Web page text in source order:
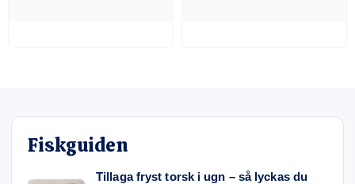
Fiskguiden
Tillaga fryst torsk i ugn – så lyckas du